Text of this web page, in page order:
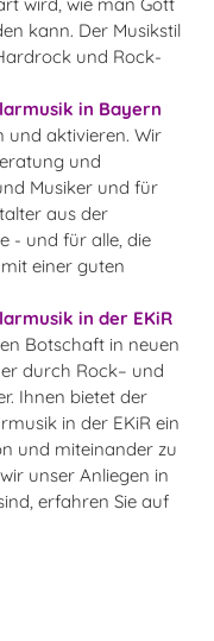
kann. Der Musikstil
und Rock-
in Bayern
und aktivieren. Wir
und
Musiker und für
aus der
- und für alle, die
einer guten
in der EKiR
Botschaft in neuen
durch Rock– und
Ihnen bietet der
in der EKiR ein
und miteinander zu
unser Anliegen in
erfahren Sie auf